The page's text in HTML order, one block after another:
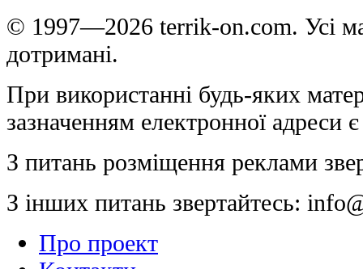
© 1997—2026 terrik-on.com. Усі
дотримані.
При використанні будь-яких
зазначенням електронної адреси
З питань розміщення реклами
З інших питань звертайтесь:
Про проект